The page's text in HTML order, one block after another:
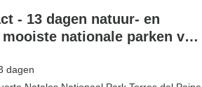
- 13 dagen natuur- en
nationale parken van
dagen